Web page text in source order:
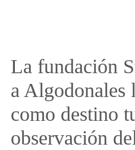
La fundación
a Algodonales
como destino
observación